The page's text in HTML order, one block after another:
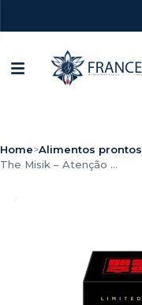
Home>Alimentos prontos
The Misik – Atenção ...